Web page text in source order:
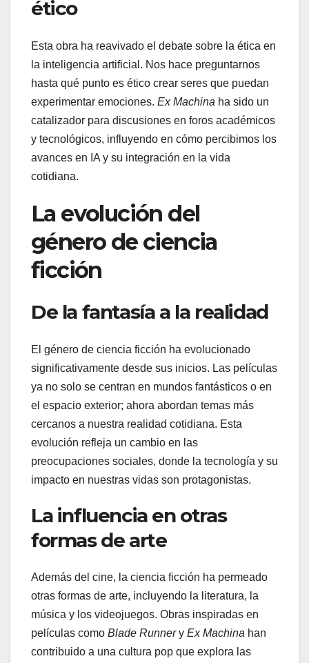
ético
Esta obra ha reavivado el debate sobre la ética en
la inteligencia artificial. Nos hace preguntarnos
hasta qué punto es ético crear seres que puedan
experimentar emociones. Ex Machina ha sido un
catalizador para discusiones en foros académicos
y tecnológicos, influyendo en cómo percibimos los
avances en IA y su integración en la vida
cotidiana.
La evolución del
género de ciencia
ficción
De la fantasía a la realidad
El género de ciencia ficción ha evolucionado
significativamente desde sus inicios. Las películas
ya no solo se centran en mundos fantásticos o en
el espacio exterior; ahora abordan temas más
cercanos a nuestra realidad cotidiana. Esta
evolución refleja un cambio en las
preocupaciones sociales, donde la tecnología y su
impacto en nuestras vidas son protagonistas.
La influencia en otras
formas de arte
Además del cine, la ciencia ficción ha permeado
otras formas de arte, incluyendo la literatura, la
música y los videojuegos. Obras inspiradas en
películas como Blade Runnery Ex Machina han
contribuido a una cultura pop que explora las